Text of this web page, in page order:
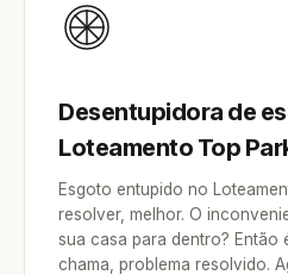
Desentupidora de
Loteamento Top
Esgoto entupido no
resolver, melhor. O
sua casa para dentro? Então
chama, problema resolvido.